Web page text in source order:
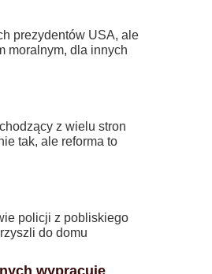
prezydentów USA, ale
moralnym, dla innych
z wielu stron
tak, ale reforma to
policji z pobliskiego
do domu
wypracuje